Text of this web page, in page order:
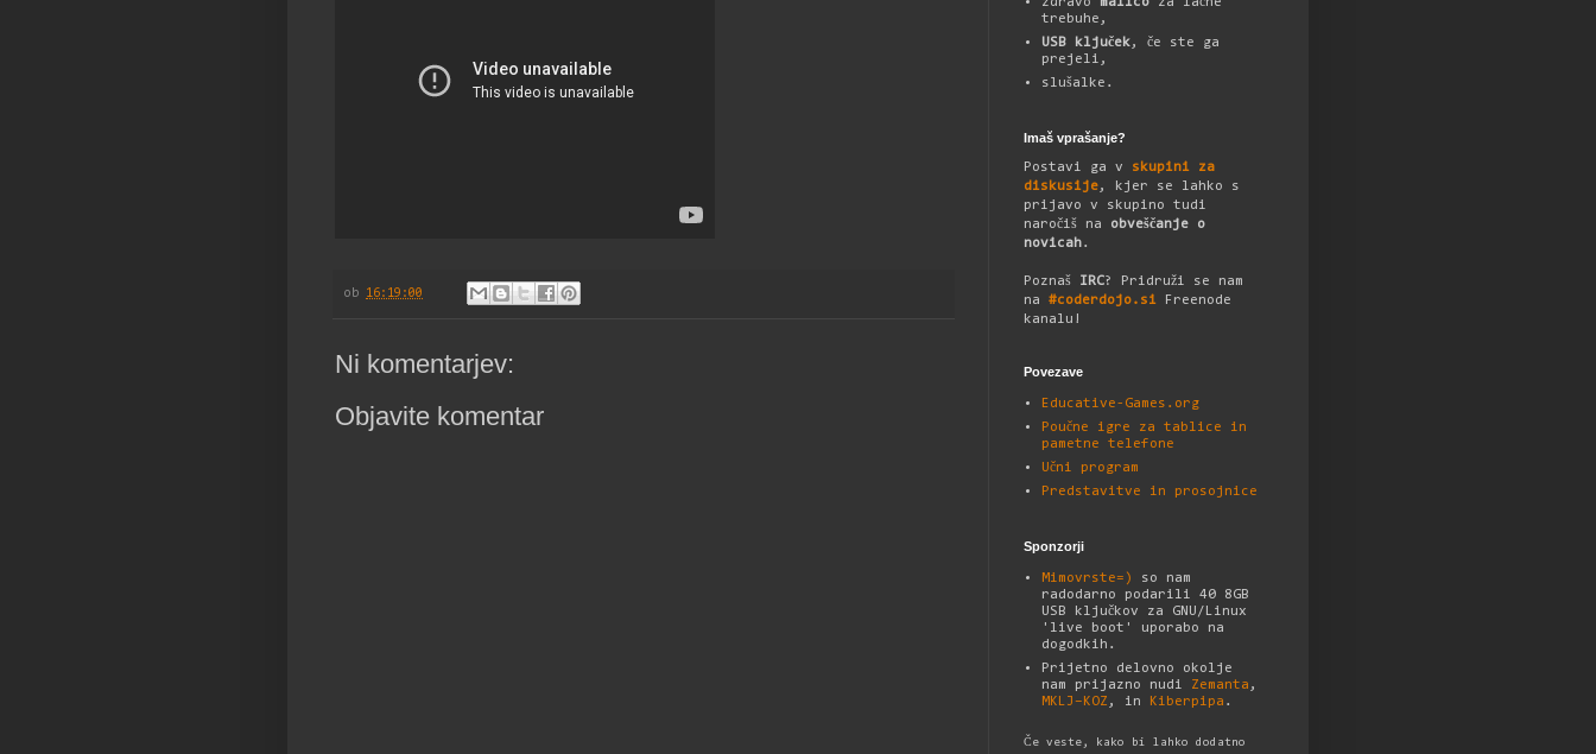
ob 16:19:00
Ni komentarjev:
Objavite komentar
trebuhe,
USB ključek, če ste ga
prejeli,
slušalke.
Imaš vprašanje?
Postavi ga v skupini za
diskusije, kjer se lahko s
prijavo v skupino tudi
naročiš na obveščanje o
novicah.
Poznaš IRC? Pridruži se nam
na #coderdojo.si Freenode
kanalu!
Povezave
Educative-Games.org
Poučne igre za tablice in
pametne telefone
Učni program
Predstavitve in prosojnice
Sponzorji
Mimovrste=)
so nam
radodarno podarili 40 8GB
USB ključkov za GNU/Linux
'live boot' uporabo na
dogodkih.
Prijetno delovno okolje
nam prijazno nudi Zemanta ,
MKLJ–KOZ , in Kiberpipa .
Če veste, kako bi lahko dodatno